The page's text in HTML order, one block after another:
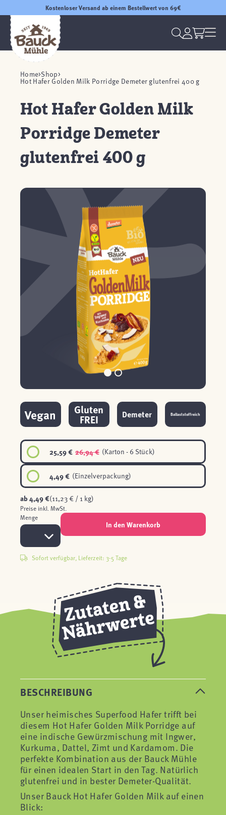
Kostenloser Versand ab einem Bestellwert von 69€
Home Shop
Hot Hafer Golden Milk Porridge Demeter glutenfrei 400 g
Vegan Gluten
FREI Demeter Ballaststoffreich
Hot Hafer Golden Milk
Porridge Demeter
glutenfrei 400 g
25,59 € 26,94 € (Karton - 6 Stück)
4,49 € (Einzelverpackung)
ab4,49 €(11,23 € / 1 kg)
Preise inkl. MwSt.
Menge
In den Warenkorb
Sofort verfügbar, Lieferzeit: 3-5 Tage
BESCHREIBUNG
Unser heimisches Superfood Hafer trifft bei
diesem Hot Hafer Golden Milk Porridge auf
eine indische Gewürzmischung mit Ingwer,
Kurkuma, Dattel, Zimt und Kardamom. Die
perfekte Kombination aus der Bauck Mühle
für einen idealen Start in den Tag. Natürlich
glutenfrei und in bester Demeter-Qualität.
Unser Bauck Hot Hafer Golden Milk auf einen
Blick: